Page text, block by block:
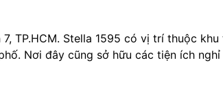
TP.HCM. Stella 1595 có vị trí thuộc khu
Nơi đây cũng sở hữu các tiện ích